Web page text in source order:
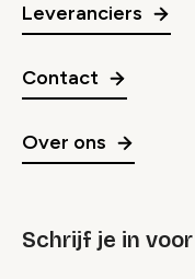
Leveranciers
Contact
Over ons
Schrijf je in